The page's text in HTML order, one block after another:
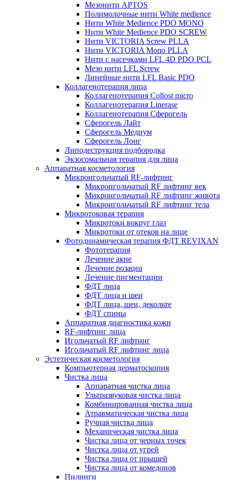
Мезонити APTOS
Полимолочные нити White medience
Нити White Medience PDO MONO
Нити White Medience PDO SCREW
Нити VICTORIA Screw PLLA
Нити VICTORIA Mono PLLA
Нити с насечками LFL 4D PDO PCL
Мезо нити LFL Screw
Линейные нити LFL Basic PDO
Коллагенотерапия лица
Коллагенотерапия Collost micro
Коллагенотерапия Linerase
Коллагенотерапия Сферогель
Сферогель Лайт
Сферогель Медиум
Сферогель Лонг
Липодеструкция подбородка
Экзосомальная терапия для лица
Аппаратная косметология
Микроигольчатый RF-лифтинг
Микроигольчатый RF лифтинг век
Микроигольчатый RF лифтинг живота
Микроигольчатый RF лифтинг тела
Микротоковая терапия
Микротоки вокруг глаз
Микротоки от отеков на лице
Фотодинамическая терапия ФДТ REVIXAN
Фототерапия
Лечение акне
Лечение розацеа
Лечение пигментации
ФДТ лица
ФДТ лица и шеи
ФДТ лица, шеи, декольте
ФДТ спины
Аппаратная диагностика кожи
RF-лифтинг лица
Игольчатый RF лифтинг
Игольчатый RF лифтинг лица
Эстетическая косметология
Компьютерная дерматоскопия
Чистка лица
Аппаратная чистка лица
Ультразвуковая чистка лица
Комбинированная чистка лица
Атравматическая чистка лица
Ручная чистка лица
Механическая чистка лица
Чистка лица от черных точек
Чистка лица от угрей
Чистка лица от прыщей
Чистка лица от комедонов
Пилинги